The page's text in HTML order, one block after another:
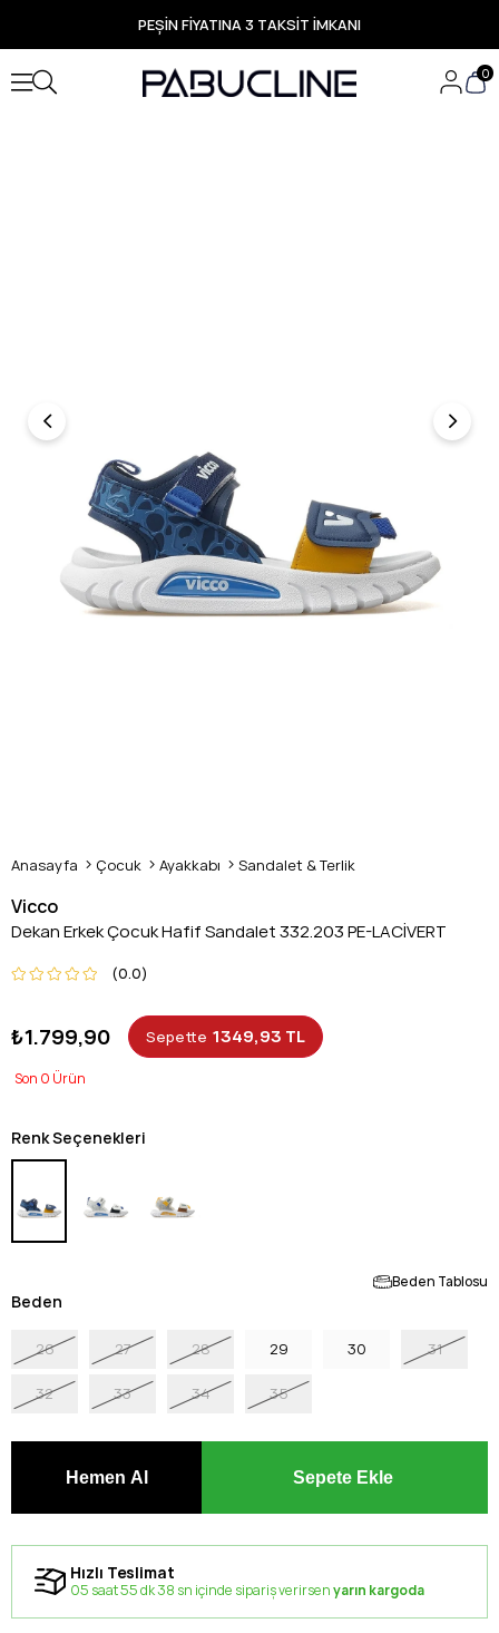
PEŞİN FİYATINA 3 TAKSİT İMKANI
TÜM ÜRÜNLERDE ÜCRETSİZ KARGO
Yeni Sezon Ürünlerde Özel Fırsatlar
Seçili Ürünlerde Hızlı Teslimat
0
Anasayfa Çocuk Ayakkabı Sandalet & Terlik
Vicco
Dekan Erkek Çocuk Hafif Sandalet 332.203 PE-LACİVERT
0.0
₺1.799,90 Sepette 1349,93 TL
0
Renk Seçenekleri
Beden Tablosu
Beden
26 27 28 29 30 31
32 33 34 35
Hızlı Teslimat
05 saat 55 dk 37 sn içinde sipariş verirsenyarın kargoda